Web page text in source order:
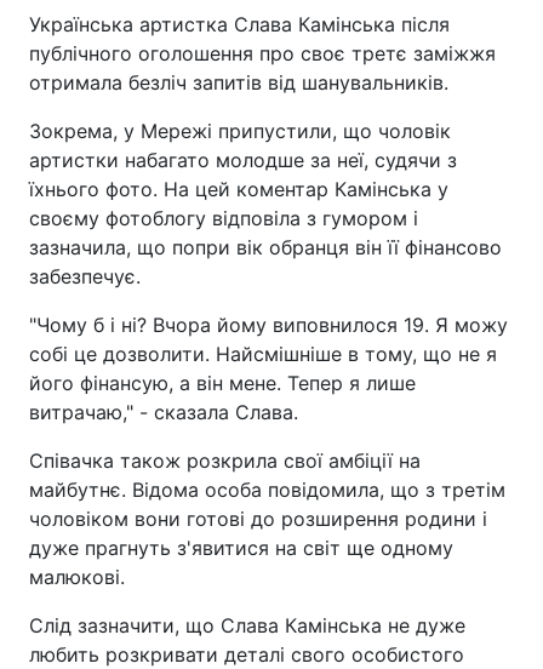
Українська артистка Слава Камінська після
публічного оголошення про своє третє заміжжя
отримала безліч запитів від шанувальників.
Зокрема, у Мережі припустили, що чоловік
артистки набагато молодше за неї, судячи з
їхнього фото. На цей коментар Камінська у
своєму фотоблогу відповіла з гумором і
зазначила, що попри вік обранця він її фінансово
забезпечує.
"Чому б і ні? Вчора йому виповнилося 19. Я можу
собі це дозволити. Найсмішніше в тому, що не я
його фінансую, а він мене. Тепер я лише
витрачаю," - сказала Слава.
Співачка також розкрила свої амбіції на
майбутнє. Відома особа повідомила, що з третім
чоловіком вони готові до розширення родини і
дуже прагнуть з'явитися на світ ще одному
малюкові.
Слід зазначити, що Слава Камінська не дуже
любить розкривати деталі свого особистого